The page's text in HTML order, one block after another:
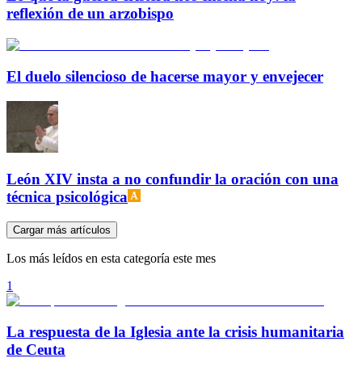
reflexión de un arzobispo
El duelo silencioso de hacerse mayor y envejecer
León XIV insta a no confundir la oración con una
técnica psicológica
Cargar más artículos
Los más leídos en esta categoría este mes
1
La respuesta de la Iglesia ante la crisis humanitaria
de Ceuta